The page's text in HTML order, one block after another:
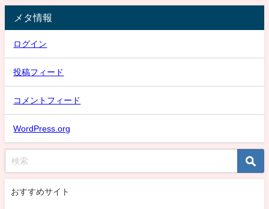
メタ情報
ログイン
投稿フィード
コメントフィード
WordPress.org
おすすめサイト